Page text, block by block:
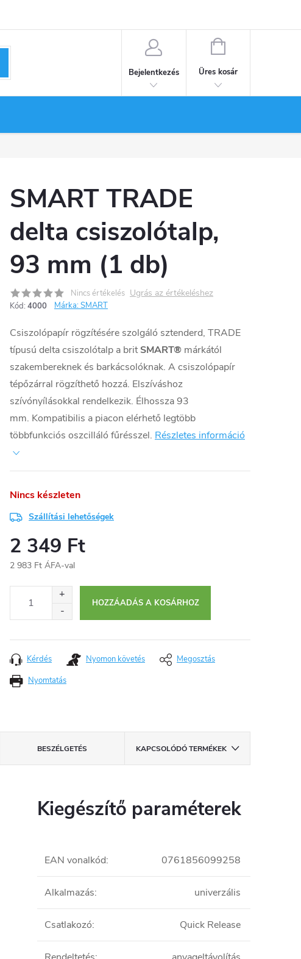
Bejelentkezés
KOSÁR
Üres kosár
SMART TRADE
delta csiszolótalp,
93 mm (1 db)
Nincs értékelés Ugrás az értékeléshez
Kód: 4000 Márka:SMART
Csiszolópapír rögzítésére szolgáló sztenderd, TRADE
típusú delta csiszolótalp a britSMART® márkától
szakembereknek és barkácsolóknak. A csiszolópapír
tépőzárral rögzíthető hozzá. Elszíváshoz
szívónyílásokkal rendelkezik. Élhossza 93
mm. Kompatibilis a piacon elérhető legtöbb
többfunkciós oszcilláló fűrésszel. Részletes információ
Nincs készleten
Szállítási lehetőségek
2 349 Ft
2 983 Ft ÁFA-val
HOZZÁADÁS A KOSÁRHOZ
Nyomtatás
Kérdés Nyomon követés Megosztás
BESZÉLGETÉS KAPCSOLÓDÓ TERMÉKEK
Kiegészítő paraméterek
EAN vonalkód: 0761856099258
Alkalmazás: univerzális
Csatlakozó: Quick Release